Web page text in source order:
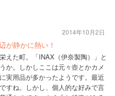
が静かに熱い！
えた町。「INAX（伊奈製陶）」と
か。しかしここは元々壺とかカメ
実用品が多かったようです。最近
すね。しかし、個人的な好みで言
2014年10月2日